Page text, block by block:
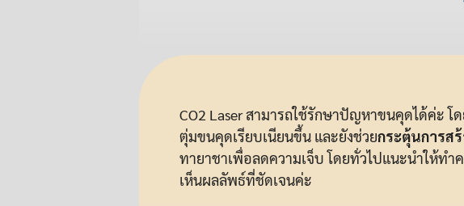
CO2 Laser สามารถใช้รักษาปัญหาขนคุดได้ค่ะ โ
ตุ่มขนคุดเรียบเนียนขึ้น และยังช่วยกระตุ้นการส
ทายาชาเพื่อลดความเจ็บ โดยทั่วไปแนะนำให้ทำ
เห็นผลลัพธ์ที่ชัดเจนค่ะ